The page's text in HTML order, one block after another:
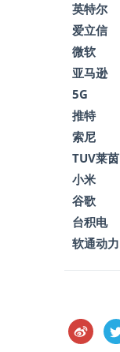
英特尔
爱立信
微软
亚马逊
5G
推特
索尼
TUV莱茵
小米
谷歌
台积电
软通动力